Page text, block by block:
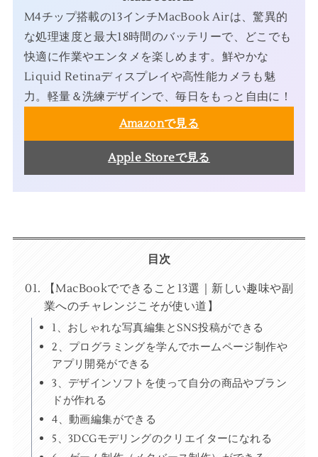
M4チップ搭載の13インチMacBook Airは、驚異的
な処理速度と最大18時間のバッテリーで、どこでも
快適に作業やエンタメを楽しめます。鮮やかな
Liquid Retinaディスプレイや高性能カメラも魅
力。軽量＆洗練デザインで、毎日をもっと自由に！
Amazonで見る
Apple Storeで見る
目次
【MacBookでできること13選｜新しい趣味や副
業へのチャレンジこそが使い道】
1、おしゃれな写真編集とSNS投稿ができる
2、プログラミングを学んでホームページ制作や
アプリ開発ができる
3、デザインソフトを使って自分の商品やブラン
ドが作れる
4、動画編集ができる
5、3DCGモデリングのクリエイターになれる